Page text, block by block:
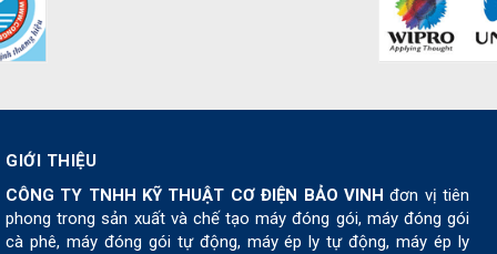
GIỚI THIỆU
CÔNG TY TNHH KỸ THUẬT CƠ ĐIỆN BẢO VINH đơn vị tiên
phong trong sản xuất và chế tạo máy đóng gói, máy đóng gói
cà phê, máy đóng gói tự động, máy ép ly tự động, máy ép ly